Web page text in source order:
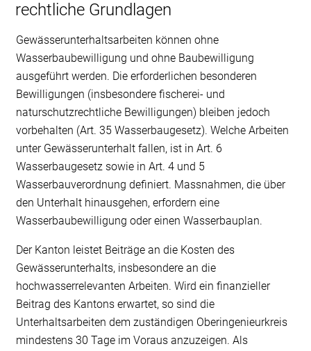
rechtliche Grundlagen
Gewässerunterhaltsarbeiten können ohne
Wasserbaubewilligung und ohne Baubewilligung
ausgeführt werden. Die erforderlichen besonderen
Bewilligungen (insbesondere fischerei- und
naturschutzrechtliche Bewilligungen) bleiben jedoch
vorbehalten (Art. 35 Wasserbaugesetz). Welche Arbeiten
unter Gewässerunterhalt fallen, ist in Art. 6
Wasserbaugesetz sowie in Art. 4 und 5
Wasserbauverordnung definiert. Massnahmen, die über
den Unterhalt hinausgehen, erfordern eine
Wasserbaubewilligung oder einen Wasserbauplan.
Der Kanton leistet Beiträge an die Kosten des
Gewässerunterhalts, insbesondere an die
hochwasserrelevanten Arbeiten. Wird ein finanzieller
Beitrag des Kantons erwartet, so sind die
Unterhaltsarbeiten dem zuständigen Oberingenieurkreis
mindestens 30 Tage im Voraus anzuzeigen. Als